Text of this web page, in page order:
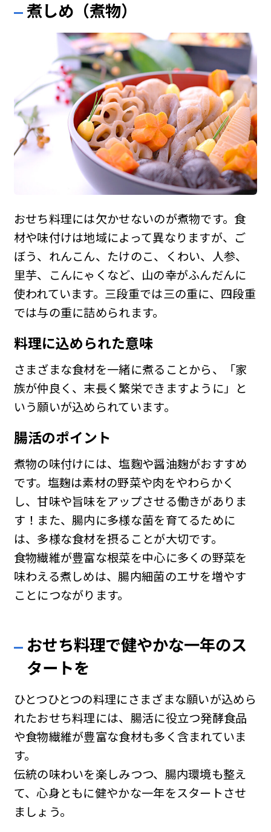
煮しめ（煮物）
おせち料理には欠かせないのが煮物です。食
材や味付けは地域によって異なりますが、ご
ぼう、れんこん、たけのこ、くわい、人参、
里芋、こんにゃくなど、山の幸がふんだんに
使われています。三段重では三の重に、四段重
では与の重に詰められます。
料理に込められた意味
さまざまな食材を一緒に煮ることから、「家
族が仲良く、末長く繁栄できますように」と
いう願いが込められています。
腸活のポイント
煮物の味付けには、塩麴や醤油麹がおすすめ
です。塩麹は素材の野菜や肉をやわらかく
し、甘味や旨味をアップさせる働きがありま
す！また、腸内に多様な菌を育てるために
は、多様な食材を摂ることが大切です。
食物繊維が豊富な根菜を中心に多くの野菜を
味わえる煮しめは、腸内細菌のエサを増やす
ことにつながります。
おせち料理で健やかな一年のス
タートを
ひとつひとつの料理にさまざまな願いが込めら
れたおせち料理には、腸活に役立つ発酵食品
や食物繊維が豊富な食材も多く含まれていま
す。
伝統の味わいを楽しみつつ、腸内環境も整え
て、心身ともに健やかな一年をスタートさせ
ましょう。